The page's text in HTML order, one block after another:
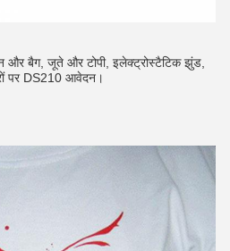
बैग, जूते और टोपी, इलेक्ट्रोस्टैटिक झुंड,
पर DS210 आवेदन।